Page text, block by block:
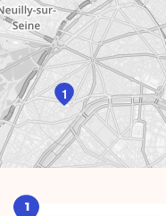
1
1